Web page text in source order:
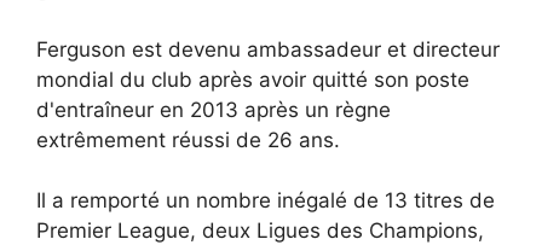
Ferguson est devenu ambassadeur et directeur
mondial du club après avoir quitté son poste
d'entraîneur en 2013 après un règne
extrêmement réussi de 26 ans.
Il a remporté un nombre inégalé de 13 titres de
Premier League, deux Ligues des Champions,